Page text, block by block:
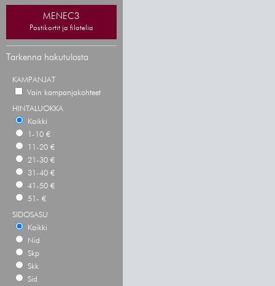
MENEC3
Postikortit ja filatelia
Tarkenna hakutulosta
KAMPANJAT
Vain kampanjakohteet
HINTALUOKKA
Kaikki
1-10 €
11-20 €
21-30 €
31-40 €
41-50 €
51- €
SIDOSASU
Kaikki
Nid
Skp
Skk
Sid